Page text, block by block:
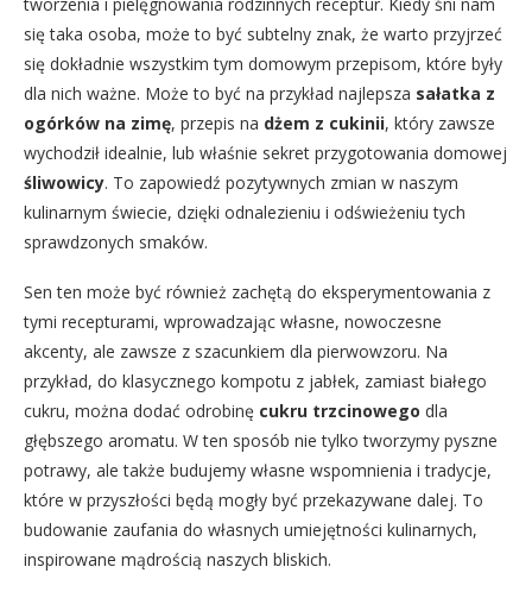
się taka osoba, może to być subtelny znak, że warto przyjrzeć
się dokładnie wszystkim tym domowym przepisom, które były
dla nich ważne. Może to być na przykład najlepsza sałatka z
ogórków na zimę, przepis na dżem z cukinii, który zawsze
wychodził idealnie, lub właśnie sekret przygotowania domowej
śliwowicy. To zapowiedź pozytywnych zmian w naszym
kulinarnym świecie, dzięki odnalezieniu i odświeżeniu tych
sprawdzonych smaków.
Sen ten może być również zachętą do eksperymentowania z
tymi recepturami, wprowadzając własne, nowoczesne
akcenty, ale zawsze z szacunkiem dla pierwowzoru. Na
przykład, do klasycznego kompotu z jabłek, zamiast białego
cukru, można dodać odrobinę cukru trzcinowego dla
głębszego aromatu. W ten sposób nie tylko tworzymy pyszne
potrawy, ale także budujemy własne wspomnienia i tradycje,
które w przyszłości będą mogły być przekazywane dalej. To
budowanie zaufania do własnych umiejętności kulinarnych,
inspirowane mądrością naszych bliskich.